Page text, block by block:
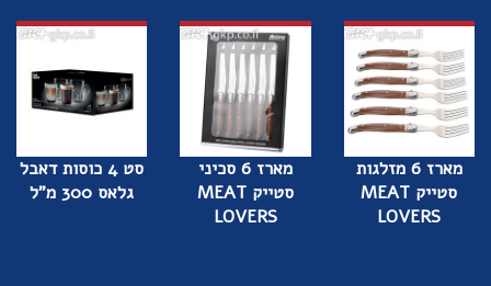
מארז 6 מזלגות
סטייק MEAT
LOVERS
מארז 6 סכיני
סטייק MEAT
LOVERS
סט 4 כוסות דאבל
גלאס 300 מ"ל